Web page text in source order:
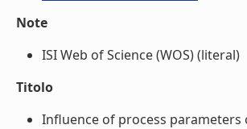
Note
ISI Web of Science (WOS) (literal)
Titolo
Influence of process